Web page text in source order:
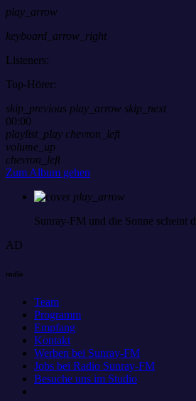
play_arrow
keyboard_arrow_right
Listeners:
Top-Hörer:
skip_previous play_arrow skip_next
00:00
playlist_play chevron_left
volume_up
chevron_left
Zum Album gehen
play_arrow
Sunray-FM und die Sonne scheint
AD
radio
Team
Programm
Empfang
Kontakt
Werben bei Sunray-FM
Jobs bei Radio Sunray-FM
Besuche uns im Studio